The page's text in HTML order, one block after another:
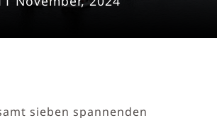
sieben spannenden